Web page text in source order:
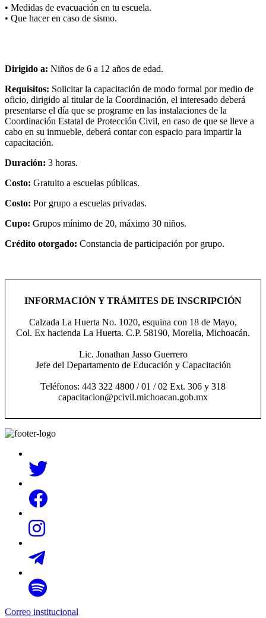
• Medidas de evacuación en tu escuela.
• Que hacer en caso de sismo.
Dirigido a: Niños de 6 a 12 años de edad.
Requisitos: Solicitar la capacitación de modo formal por medio de
oficio, dirigido al titular de la Coordinación, el interesado deberá
presentarse el día que se programe en las instalaciones de la
Coordinación Estatal de Protección Civil, en caso de que se lleve a
cabo en su inmueble, deberá contar con espacio para impartir la
capacitación.
Duración: 3 horas.
Costo: Gratuito a escuelas públicas.
Costo: Por grupo a escuelas privadas.
Cupo: Grupos mínimo de 20, máximo 30 niños.
Crédito otorgado: Constancia de participación por grupo.
INFORMACIÓN Y TRÁMITES DE INSCRIPCIÓN
Calzada La Huerta No. 1020, esquina con 18 de Mayo,
Col. Ex hacienda La Huerta. C.P. 58190, Morelia, Michoacán.
Lic. Jonathan Jasso Guerrero
Jefe del Departamento de Educación y Capacitación
Teléfonos: 443 322 4800 / 01 / 02 Ext. 306 y 318
capacitacion@pcivil.michoacan.gob.mx
Correo institucional